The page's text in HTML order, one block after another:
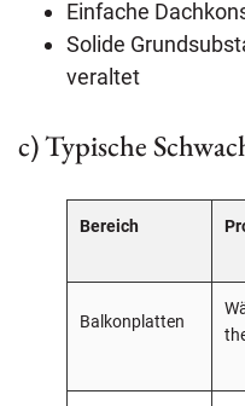
Einfache
Solide
veraltet
c) Typische
Bereich
Balkonplatten